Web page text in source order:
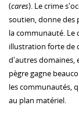
(cares). Le crime
soutien, donne des
la communauté. Le
illustration forte de
d'autres domaines,
pègre gagne
les communautés,
au plan matériel.